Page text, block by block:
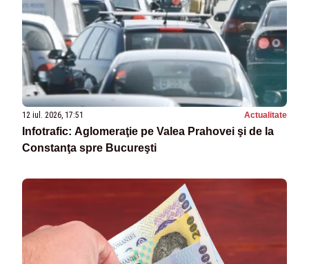
12 iul. 2026, 17:51 Actualitate
Infotrafic: Aglomeraţie pe Valea Prahovei şi de la
Constanţa spre Bucureşti